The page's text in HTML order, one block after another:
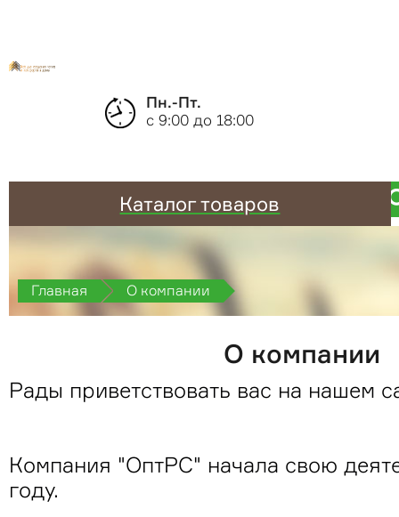
Пн.-Пт.
с 9:00 до 18:00
Каталог товаров
Главная О компании
О компании
Рады приветствовать вас на нашем
Компания "ОптРС" начала свою
году.